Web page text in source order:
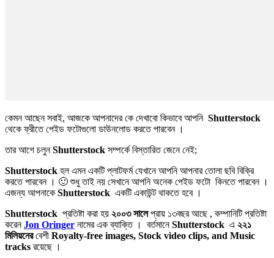
কেমন আছেন সবাই, আজকে আপনাদের কে দেখাবো কিভাবে আপনি Shutterstock
থেকে ফ্রীতে পেইড ফটোগুলো ডাউনলোড করতে পারবেন ।
তার আগে চলুনShutterstock সম্পর্কে বিস্তারিত জেনে নেই;
Shutterstock হল এমন একটি প্লাটফর্ম যেখানে আপনি আপনার তোলা ছবি বিক্রি
করতে পারবেন । 🙂 শুধু তাই নয় সেখানে আপনি অনেক পেইড ফটো কিনতে পারবেন ।
এজন্য আপনাকে Shutterstock একটি একাউন্ট থাকতে হবে ।
Shutterstock প্রতিষ্টা করা হয় ২০০৩ সালেপ্রায় ১৩বছর আছে , কম্পানিটি প্রতিষ্টা
করেনJon Oringer নামের এক ব্যাক্তি । বর্তমানেShutterstock এ ২২১
মিলিয়নেরবেশী Royalty-free images, Stock video clips, and Music
tracks রয়েছে ।